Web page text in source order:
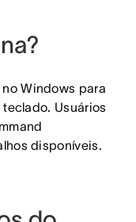
Windows para
Usuários
disponíveis.